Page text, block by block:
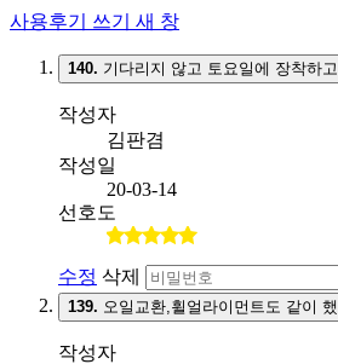
사용후기 쓰기 새 창
140. 기다리지 않고 토요일에 장착하
작성자
김판겸
작성일
20-03-14
선호도
수정 삭제
139. 오일교환,휠얼라이먼트도 같이
작성자